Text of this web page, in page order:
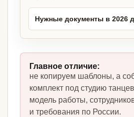
Нужные документы в 2026
Главное отличие:
не копируем шаблоны, а
комплект под студию
модель работы,
и требования по России.